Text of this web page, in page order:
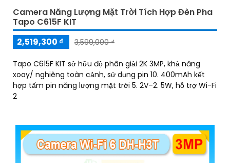
Camera Năng Lượng Mặt Trời Tích Hợp Đèn Pha
Tapo C615F KIT
2,519,300 ₫
3,599,000 ₫
Tapo C615F KIT sở hữu độ phân giải 2K 3MP, khả năng
xoay/ nghiêng toàn cảnh, sử dụng pin 10. 400mAh kết
hợp tấm pin năng lượng mặt trời 5. 2V–2. 5W, hỗ trợ Wi-Fi
2